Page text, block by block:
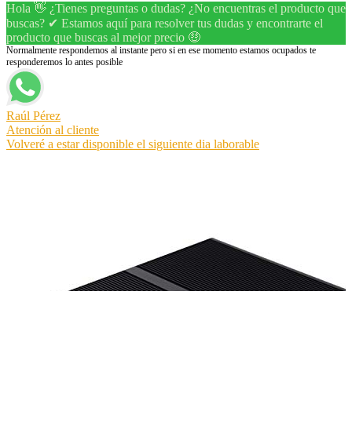
Hola 👋 ¿Tienes preguntas o dudas? ¿No encuentras el producto que
buscas? ✔ Estamos aquí para resolver tus dudas y encontrarte el
producto que buscas al mejor precio 🤑
Normalmente respondemos al instante pero si en ese momento estamos ocupados te
responderemos lo antes posible
Raúl Pérez
Atención al cliente
Volveré a estar disponible el siguiente dia laborable